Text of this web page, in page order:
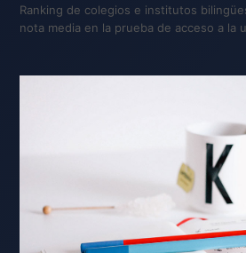
Ranking de colegios e institutos
nota media en la prueba de acceso a la